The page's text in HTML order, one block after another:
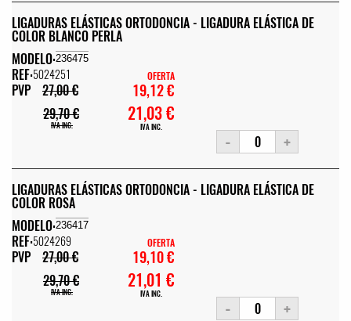
LIGADURAS ELÁSTICAS ORTODONCIA - LIGADURA ELÁSTICA DE
COLOR BLANCO PERLA
MODELO:236475
REF:5024251
PVP
27,00 €
29,70 €
IVA INC.
OFERTA
19,12 €
21,03 €
IVA INC.
- +
LIGADURAS ELÁSTICAS ORTODONCIA - LIGADURA ELÁSTICA DE
COLOR ROSA
MODELO:236417
REF:5024269
PVP
27,00 €
29,70 €
IVA INC.
OFERTA
19,10 €
21,01 €
IVA INC.
- +